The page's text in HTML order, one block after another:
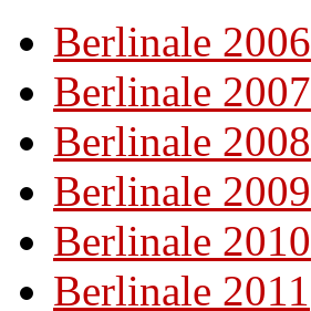
Berlinale 2006
Berlinale 2007
Berlinale 2008
Berlinale 2009
Berlinale 2010
Berlinale 2011